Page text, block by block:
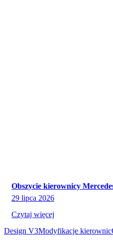
Obszycie kierownicy
29 lipca 2026
Czytaj więcej
Design V3Modyfikacje kierownic